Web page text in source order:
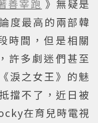
善宰跑 》無疑是
度最高的兩部韓
時間，但是相關
許多劇迷們甚至
淚之女王》的魅
擋不了，近日被
在育兒時電視